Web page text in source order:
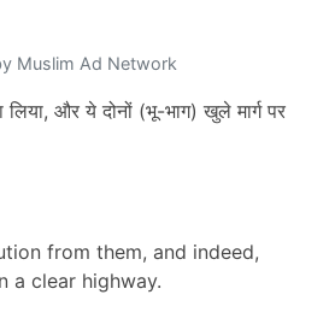
Muslim Ad Network
और ये दोनों (भू-भाग) खुले मार्ग पर
from them, and indeed,
a clear highway.